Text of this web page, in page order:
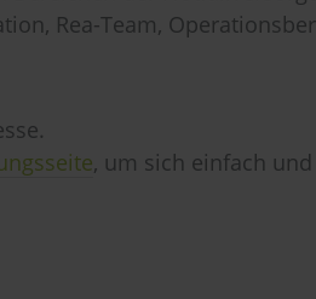
Rea-Team,
, um sich einfach